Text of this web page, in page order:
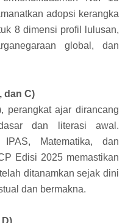
adopsi kerangka
8 dimensi profil lulusan,
global, dan
dan C)
perangkat ajar dirancang
dan literasi awal.
IPAS, Matematika, dan
Edisi 2025 memastikan
ditanamkan sejak dini
dan bermakna.